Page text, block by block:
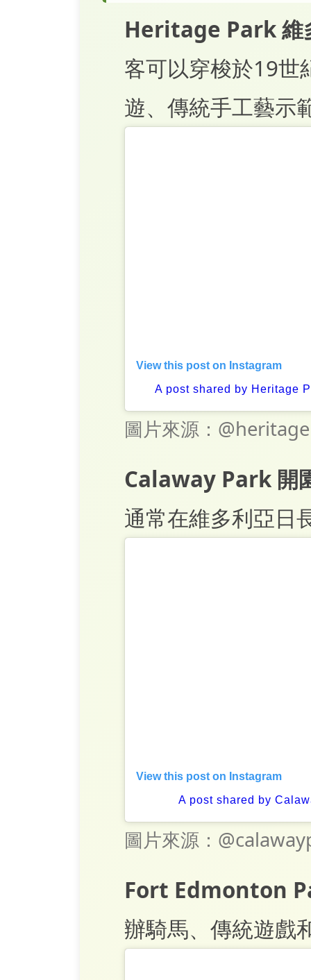
Heritage Park 維
客可以穿梭於19世
遊、傳統手工藝示
View this post on Instagram
A post shared by Heritage
圖片來源：
Calaway Park 開
通常在維多利亞日
View this post on Instagram
A post shared by
圖片來源：
Fort Edmonton
辦騎馬、傳統遊戲